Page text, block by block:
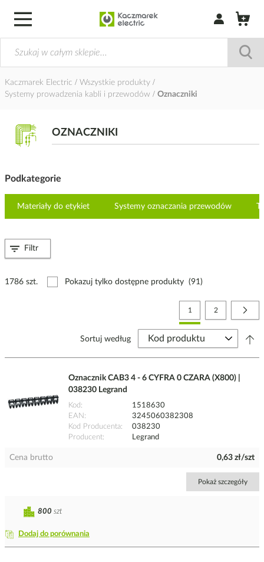
Zaloguj się /
Kaczmarek Electric
Wszystkie produkty
Systemy prowadzenia kabli i przewodów
Oznaczniki
OZNACZNIKI
Podkategorie
Materiały do etykiet Systemy oznaczania przewodów
1786 szt. Pokazuj tylko dostępne produkty (91)
Strona
Aktualnie czytasz stronę
1 Strona
2
Sortuj według
Oznacznik CAB3 4 - 6 CYFRA 0 CZARA (X800) |
038230 Legrand
Kod
1518630
EAN
3245060382308
Kod Producenta
038230
Producent
Legrand
Cena brutto 0,63 zł/szt
Pokaż szczegóły
Dodaj do porównania
800 szt
Filtr